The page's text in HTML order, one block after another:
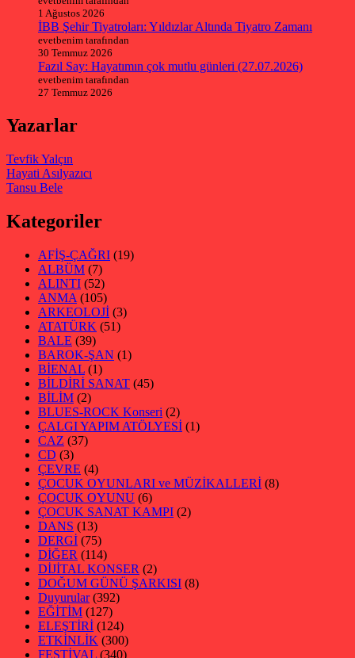
1 Ağustos 2026
İBB Şehir Tiyatroları: Yıldızlar Altında Tiyatro Zamanı
evetbenim tarafından
30 Temmuz 2026
Fazıl Say: Hayatımın çok mutlu günleri (27.07.2026)
evetbenim tarafından
27 Temmuz 2026
Yazarlar
Tevfik Yalçın
Hayati Asılyazıcı
Tansu Bele
Kategoriler
AFİŞ-ÇAĞRI (19)
ALBÜM (7)
ALINTI (52)
ANMA (105)
ARKEOLOJİ (3)
ATATÜRK (51)
BALE (39)
BAROK-ŞAN (1)
BİENAL (1)
BİLDİRİ SANAT (45)
BİLİM (2)
BLUES-ROCK Konseri (2)
ÇALGI YAPIM ATÖLYESİ (1)
CAZ (37)
CD (3)
ÇEVRE (4)
ÇOCUK OYUNLARI ve MÜZİKALLERİ (8)
ÇOCUK OYUNU (6)
ÇOCUK SANAT KAMPI (2)
DANS (13)
DERGİ (75)
DİĞER (114)
DİJİTAL KONSER (2)
DOĞUM GÜNÜ ŞARKISI (8)
Duyurular(392)
EĞİTİM (127)
ELEŞTİRİ (124)
ETKİNLİK (300)
FESTİVAL (340)